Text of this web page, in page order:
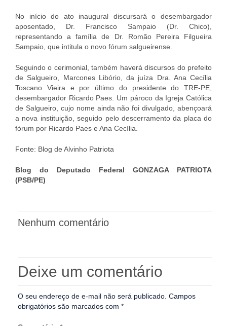
No início do ato inaugural discursará o desembargador
aposentado, Dr. Francisco Sampaio (Dr. Chico),
representando a família de Dr. Romão Pereira Filgueira
Sampaio, que intitula o novo fórum salgueirense.
Seguindo o cerimonial, também haverá discursos do prefeito
de Salgueiro, Marcones Libório, da juíza Dra. Ana Cecília
Toscano Vieira e por último do presidente do TRE-PE,
desembargador Ricardo Paes. Um pároco da Igreja Católica
de Salgueiro, cujo nome ainda não foi divulgado, abençoará
a nova instituição, seguido pelo descerramento da placa do
fórum por Ricardo Paes e Ana Cecília.
Fonte: Blog de Alvinho Patriota
Blog do Deputado Federal GONZAGA PATRIOTA
(PSB/PE)
Nenhum comentário
Deixe um comentário
O seu endereço de e-mail não será publicado. Campos
obrigatórios são marcados com *